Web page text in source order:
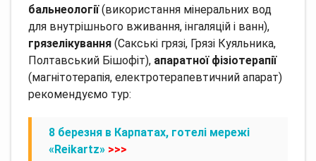
бальнеології(використання мінеральних вод
для внутрішнього вживання, інгаляцій і ванн),
грязелікування (Сакські грязі, Грязі Куяльника,
Полтавський Бішофіт), апаратної фізіотерапії
(магнітотерапія, електротерапевтичний апарат)
рекомендуємо тур:
8 березня в Карпатах, готелі мережі
«Reikartz» >>>